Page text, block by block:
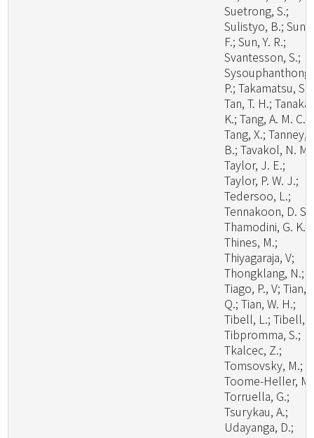
Suetrong, S.;
Sulistyo, B.; Sun,
F.; Sun, Y. R.;
Svantesson, S.;
Sysouphanthong,
P.; Takamatsu, S.;
Tan, T. H.; Tanaka,
K.; Tang, A. M. C.;
Tang, X.; Tanney,
B.; Tavakol, N. M.;
Taylor, J. E.;
Taylor, P. W. J.;
Tedersoo, L.;
Tennakoon, D. S.;
Thamodini, G. K.;
Thines, M.;
Thiyagaraja, V;
Thongklang, N.;
Tiago, P., V; Tian,
Q.; Tian, W. H.;
Tibell, L.; Tibell,
Tibpromma, S.;
Tkalcec, Z.;
Tomsovsky, M.;
Toome-Heller,
Torruella, G.;
Tsurykau, A.;
Udayanga, D.;